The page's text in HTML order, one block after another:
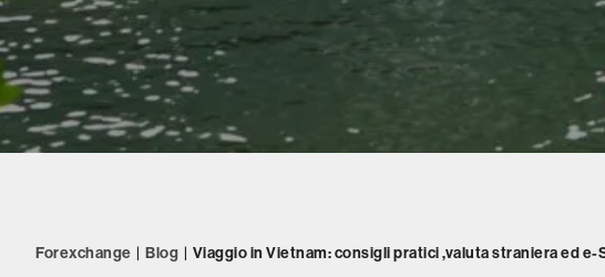
Forexchange | Blog | Viaggio in Vietnam: consigli pratici ,valuta straniera ed e-